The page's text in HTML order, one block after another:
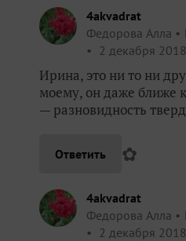
4akvadrat
Федорова Алла
2 декабря
Ирина, это ни то ни
моему, он даже ближе
— разновидность
Ответить ✿
4akvadrat
Федорова Алла
2 декабря